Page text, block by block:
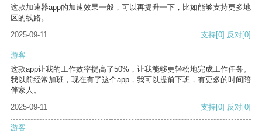
这款加速器app的加速效果一般，可以再提升一下，比如能够支持更多地
区的线路。
2025-09-11
支持[0] 反对[0]
游客
这款app让我的工作效率提高了50%，让我能够更轻松地完成工作任务。
我以前经常加班，现在有了这个app，我可以提前下班，有更多的时间陪
伴家人。
2025-09-11
支持[0] 反对[0]
游客